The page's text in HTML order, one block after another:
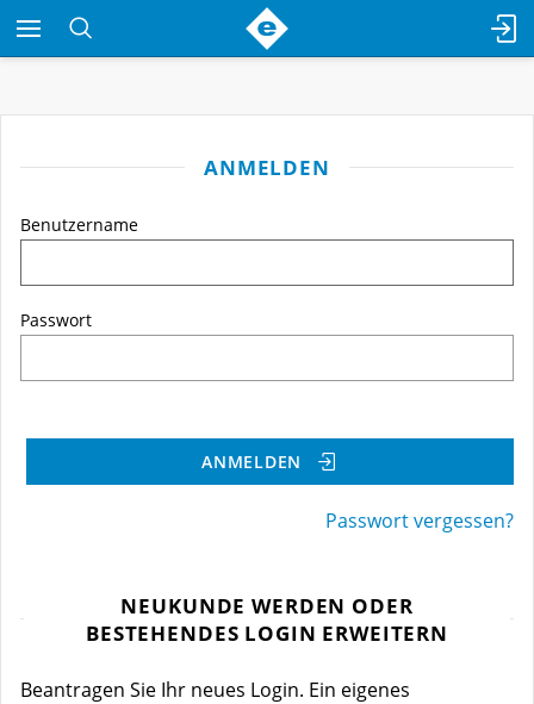
ANMELDEN
Benutzername
Passwort
ANMELDEN
Passwort vergessen?
NEUKUNDE WERDEN ODER
BESTEHENDES LOGIN ERWEITERN
Beantragen Sie Ihr neues Login. Ein eigenes